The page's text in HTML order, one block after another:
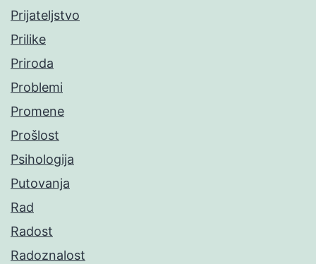
Prijateljstvo
Prilike
Priroda
Problemi
Promene
Prošlost
Psihologija
Putovanja
Rad
Radost
Radoznalost